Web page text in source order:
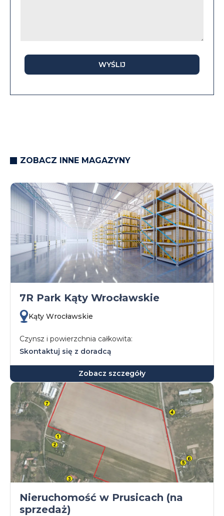
WYŚLIJ
ZOBACZ INNE MAGAZYNY
7R Park Kąty Wrocławskie
Kąty Wrocławskie
Czynsz i powierzchnia całkowita:
Skontaktuj się z doradcą
Zobacz szczegóły
Nieruchomość w Prusicach (na
sprzedaż)